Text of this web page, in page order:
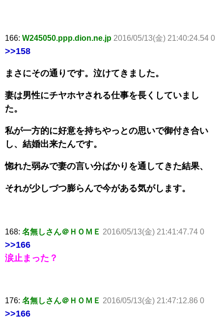
166: W245050.ppp.dion.ne.jp 2016/05/13(金) 21:40:24.54 0
>>158
まさにその通りです。泣けてきました。
妻は男性にチヤホヤされる仕事を長くしていまし
た。
私が一方的に好意を持ちやっとの思いで御付き合い
し、結婚出来たんです。
惚れた弱みで妻の言い分ばかりを通してきた結果、
それが少しづつ膨らんで今がある気がします。
168: 名無しさん＠ＨＯＭＥ 2016/05/13(金) 21:41:47.74 0
>>166
涙止まった？
176: 名無しさん＠ＨＯＭＥ 2016/05/13(金) 21:47:12.86 0
>>166